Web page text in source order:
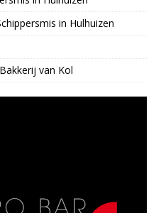
in Hulhuizen
van Kol